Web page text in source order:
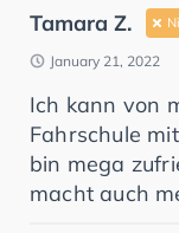
Tamara Z.
January 21, 2022
Ich kann von
Fahrschule
bin mega
macht auch